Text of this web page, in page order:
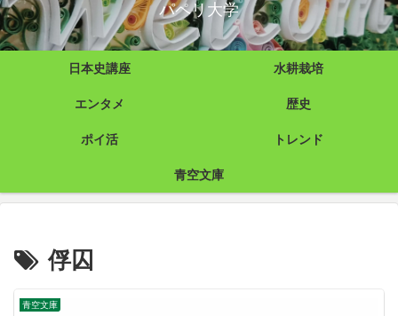
パペリ大学
日本史講座 水耕栽培
エンタメ 歴史
ポイ活 トレンド
青空文庫
俘囚
青空文庫